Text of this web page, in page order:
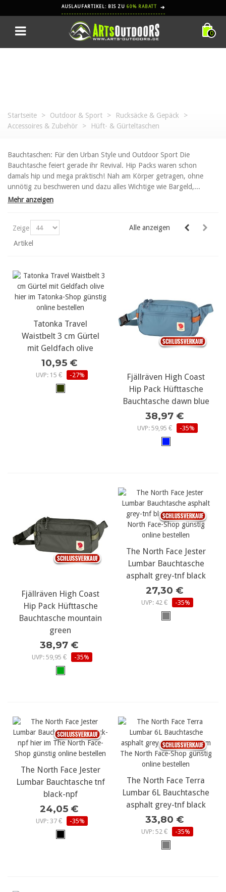
AUSLAUFARTIKEL: BIS ZU 60% RABATT ➔
0
Startseite > Outdoor & Sport > Rucksäcke & Gepäck
>
Accessoires & Zubehör
> Hüft- & Gürteltaschen
Bauchtaschen: Für den Urban Style und Outdoor Sport Die
Bauchtasche feiert gerade ihr Revival. Hip Packs waren schon
damals hip und mega praktisch! Nah am Körper getragen, ohne
unnötig zu beschweren und dazu alles Wichtige wie Bargeld,...
Mehr anzeigen
Zeige
Artikel
Alle anzeigen
Tatonka Travel
Waistbelt 3 cm Gürtel
mit Geldfach olive
10,95 €
UVP: 15 € -27%
Fjällräven High Coast
Hip Pack Hüfttasche
Bauchtasche dawn blue
38,97 €
UVP: 59,95 € -35%
Fjällräven High Coast
Hip Pack Hüfttasche
Bauchtasche mountain
green
38,97 €
UVP: 59,95 € -35%
The North Face Jester
Lumbar Bauchtasche
asphalt grey-tnf black
27,30 €
UVP: 42 € -35%
The North Face Jester
Lumbar Bauchtasche tnf
black-npf
24,05 €
UVP: 37 € -35%
The North Face Terra
Lumbar 6L Bauchtasche
asphalt grey-tnf black
33,80 €
UVP: 52 € -35%